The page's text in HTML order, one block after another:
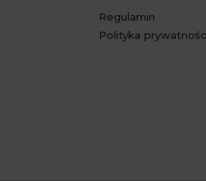
Regulamin
Polityka